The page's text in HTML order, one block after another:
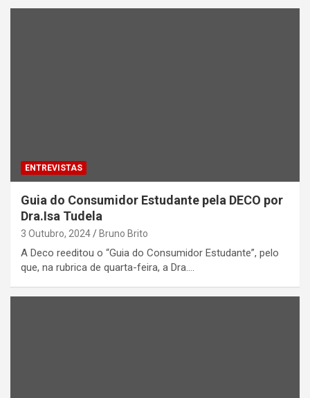
ENTREVISTAS
Guia do Consumidor Estudante pela DECO por
Dra.Isa Tudela
3 Outubro, 2024 Bruno Brito
A Deco reeditou o “Guia do Consumidor Estudante”, pelo
que, na rubrica de quarta-feira, a Dra.…